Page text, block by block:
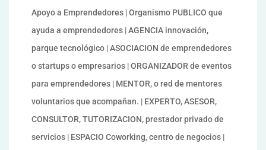
Apoyo a Emprendedores | Organismo PUBLICO que
ayuda a emprendedores | AGENCIA innovación,
parque tecnológico | ASOCIACION de emprendedores
o startups o empresarios | ORGANIZADOR de eventos
para emprendedores | MENTOR, o red de mentores
voluntarios que acompañan. | EXPERTO, ASESOR,
CONSULTOR, TUTORIZACION, prestador privado de
servicios | ESPACIO Coworking, centro de negocios |